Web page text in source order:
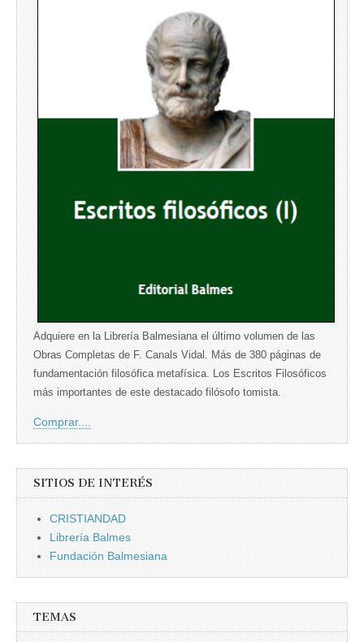
Adquiere en la Librería Balmesiana el último volumen de las
Obras Completas de F. Canals Vidal. Más de 380 páginas de
fundamentación filosófica metafísica. Los Escritos Filosóficos
más importantes de este destacado filósofo tomista.
Comprar....
SITIOS DE INTERÉS
CRISTIANDAD
Librería Balmes
Fundación Balmesiana
TEMAS